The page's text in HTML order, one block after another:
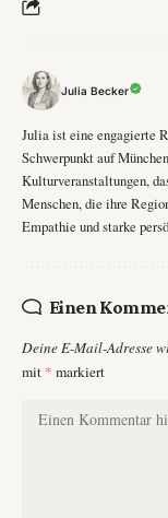
Julia Becker
Julia ist eine engagierte
Schwerpunkt auf
Kulturveranstaltungen,
Menschen, die ihre
Empathie und starke
Einen
Deine E-Mail-Adresse
mit * markiert